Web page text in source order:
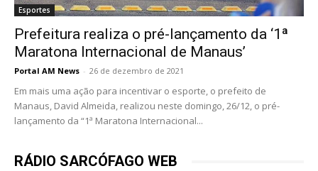
Esportes
Prefeitura realiza o pré-lançamento da ‘1ª
Maratona Internacional de Manaus’
Portal AM News - 26 de dezembro de 2021
Em mais uma ação para incentivar o esporte, o prefeito de
Manaus, David Almeida, realizou neste domingo, 26/12, o pré-
lançamento da “1ª Maratona Internacional...
RÁDIO SARCÓFAGO WEB